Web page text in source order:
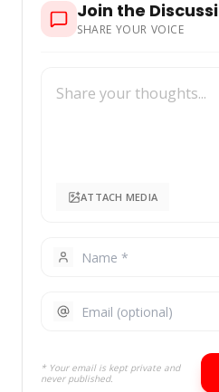
Join the
SHARE YOUR VOICE
ATTACH MEDIA
* Your email is kept private and
never published.